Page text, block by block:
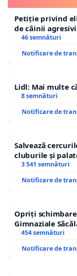
Petiție privind
de câinii
46 semnături
Notificare de
Lidl: Mai multe
8 semnături
Notificare de
Salvează
cluburile și
3 541 semnături
Notificare de
Opriți
Gimnaziale
454 semnături
Notificare de